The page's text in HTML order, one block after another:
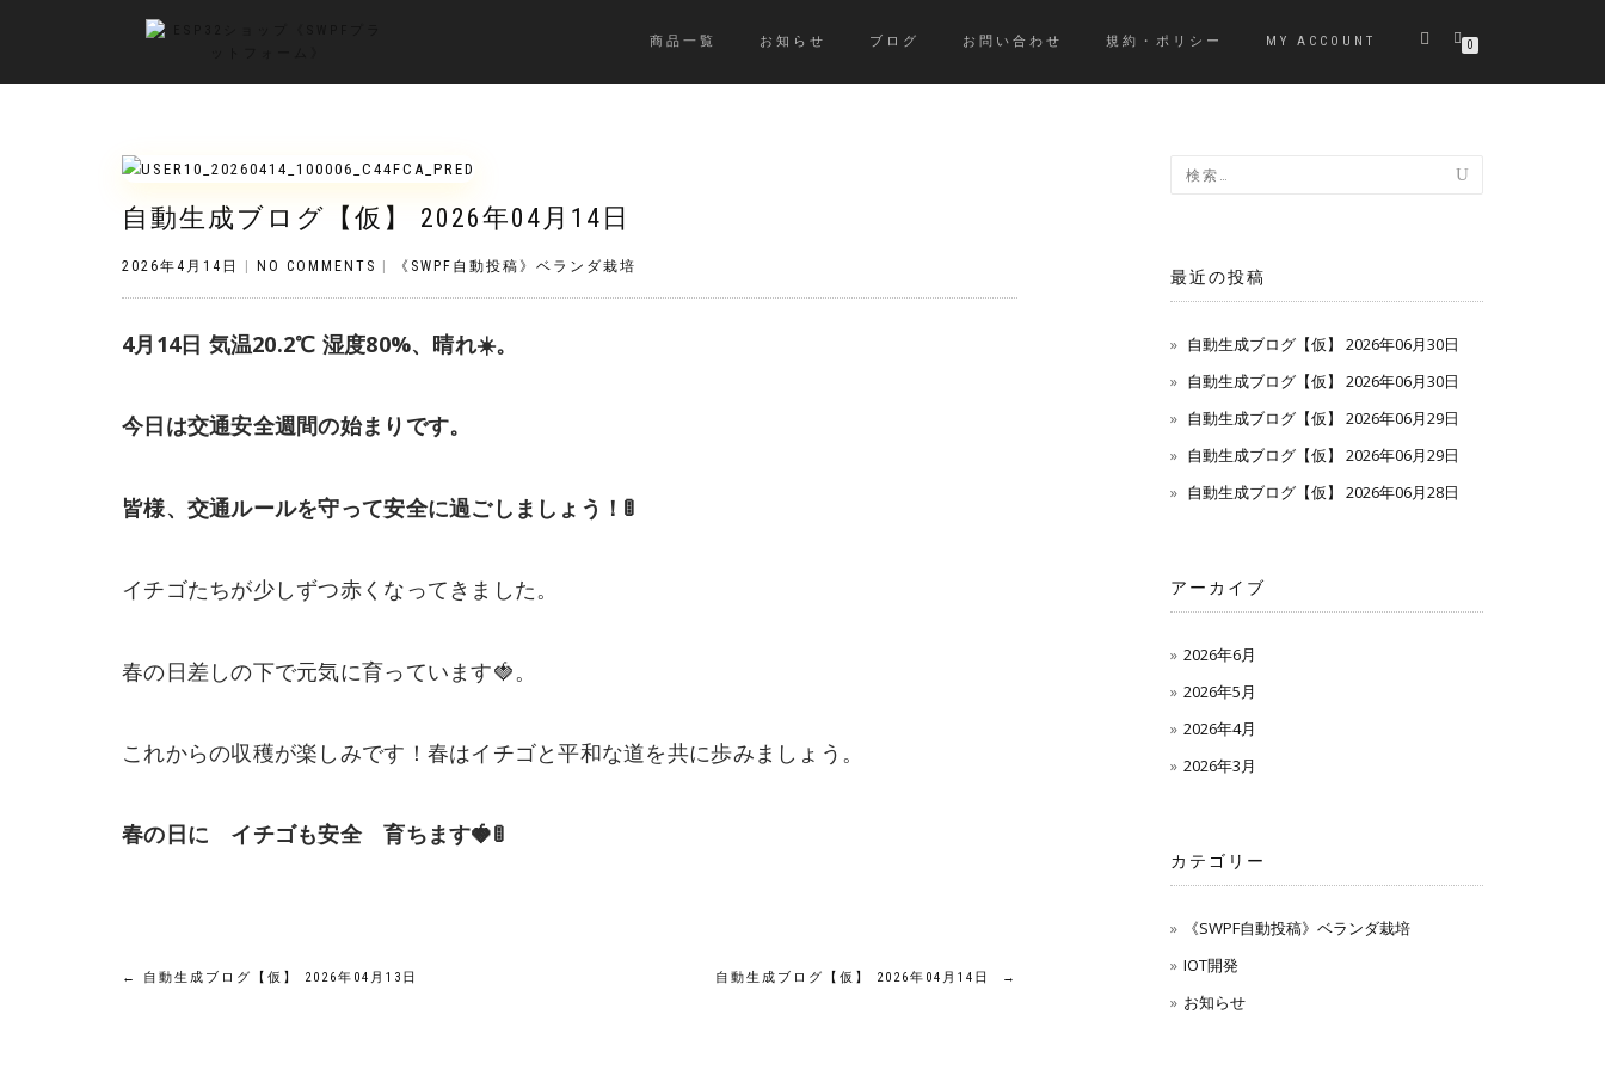
商品一覧 お知らせ ブログ お問い合わせ 規約・ポリシー MY ACCOUNT 0
自動生成ブログ【仮】 2026年04月14日
2026年4月14日 NO COMMENTS 《SWPF自動投稿》ベランダ栽培
4月14日 気温20.2℃ 湿度80%、晴れ☀️。
今日は交通安全週間の始まりです。
皆様、交通ルールを守って安全に過ごしましょう！🚦
イチゴたちが少しずつ赤くなってきました。
春の日差しの下で元気に育っています🍓。
これからの収穫が楽しみです！春はイチゴと平和な道を共に歩みましょう。
春の日に イチゴも安全 育ちます🍓🚦
投
← 自動生成ブログ【仮】 2026年04月13日 自動生成ブログ【仮】 2026年04月14日 →
最近の投稿
自動生成ブログ【仮】 2026年06月30日
自動生成ブログ【仮】 2026年06月30日
自動生成ブログ【仮】 2026年06月29日
自動生成ブログ【仮】 2026年06月29日
自動生成ブログ【仮】 2026年06月28日
アーカイブ
2026年6月
2026年5月
2026年4月
2026年3月
カテゴリー
《SWPF自動投稿》ベランダ栽培
IOT開発
お知らせ